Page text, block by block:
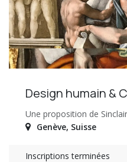
Design humain &
Une proposition de
Genève, Suisse
Inscriptions terminées